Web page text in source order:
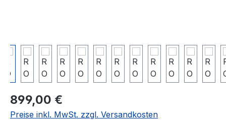
899,00 €
Preise inkl. MwSt. zzgl. Versandkosten